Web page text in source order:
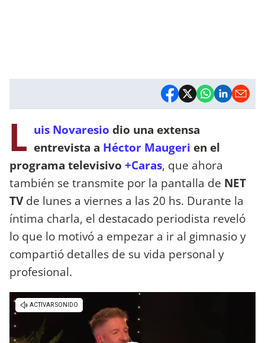
L uis Novaresio dio una extensa
entrevista a Héctor Maugeri en el
programa televisivo +Caras, que ahora
también se transmite por la pantalla de NET
TVde lunes a viernes a las 20 hs. Durante la
íntima charla, el destacado periodista reveló
lo que lo motivó a empezar a ir al gimnasio y
compartió detalles de su vida personal y
profesional.